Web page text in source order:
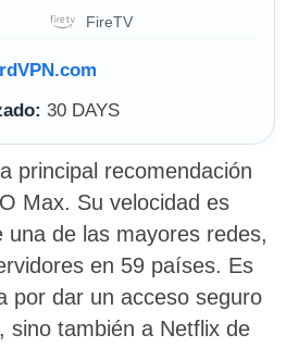
FireTV
30 DAYS
principal recomendación
Max. Su velocidad es
una de las mayores redes,
en 59 países. Es
por dar un acceso seguro
sino también a Netflix de